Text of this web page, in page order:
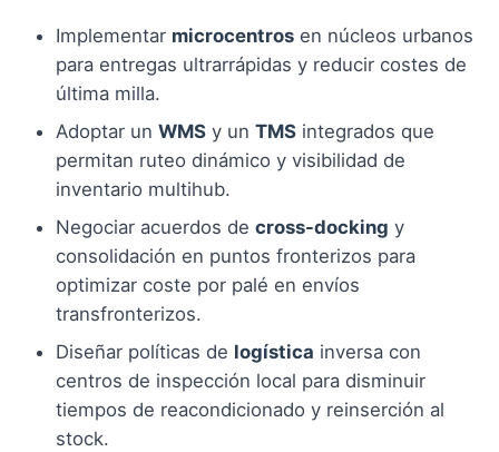
Implementar microcentros en núcleos urbanos
para entregas ultrarrápidas y reducir costes de
última milla.
Adoptar un WMS y un TMS integrados que
permitan ruteo dinámico y visibilidad de
inventario multihub.
Negociar acuerdos de cross-docking y
consolidación en puntos fronterizos para
optimizar coste por palé en envíos
transfronterizos.
Diseñar políticas de logística inversa con
centros de inspección local para disminuir
tiempos de reacondicionado y reinserción al
stock.